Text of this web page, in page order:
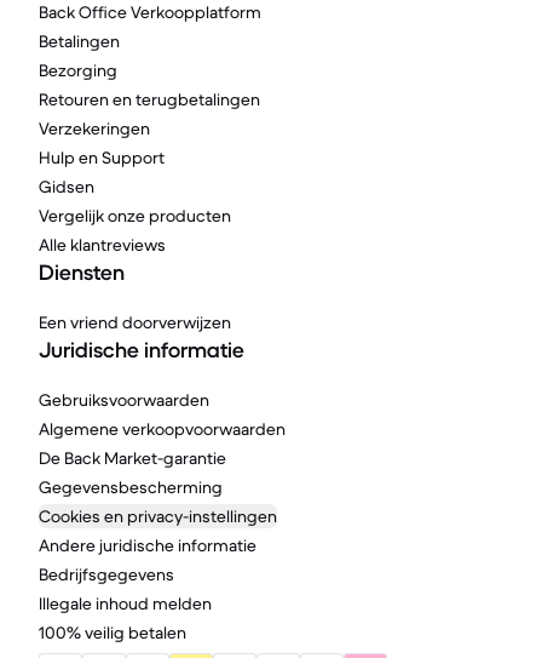
Back Office Verkoopplatform
Betalingen
Bezorging
Retouren en terugbetalingen
Verzekeringen
Hulp en Support
Gidsen
Vergelijk onze producten
Alle klantreviews
Diensten
Een vriend doorverwijzen
Juridische informatie
Gebruiksvoorwaarden
Algemene verkoopvoorwaarden
De Back Market-garantie
Gegevensbescherming
Cookies en privacy-instellingen
Andere juridische informatie
Bedrijfsgegevens
Illegale inhoud melden
100% veilig betalen